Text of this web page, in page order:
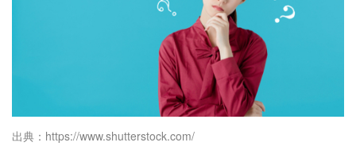
出典：https://www.shutterstock.com/